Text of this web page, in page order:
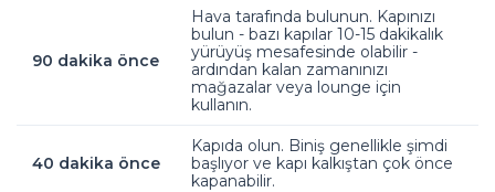
90 dakika önce
Hava tarafında bulunun. Kapınızı
bulun - bazı kapılar 10-15 dakikalık
yürüyüş mesafesinde olabilir -
ardından kalan zamanınızı
mağazalar veya lounge için
kullanın.
40 dakika önce
Kapıda olun. Biniş genellikle şimdi
başlıyor ve kapı kalkıştan çok önce
kapanabilir.